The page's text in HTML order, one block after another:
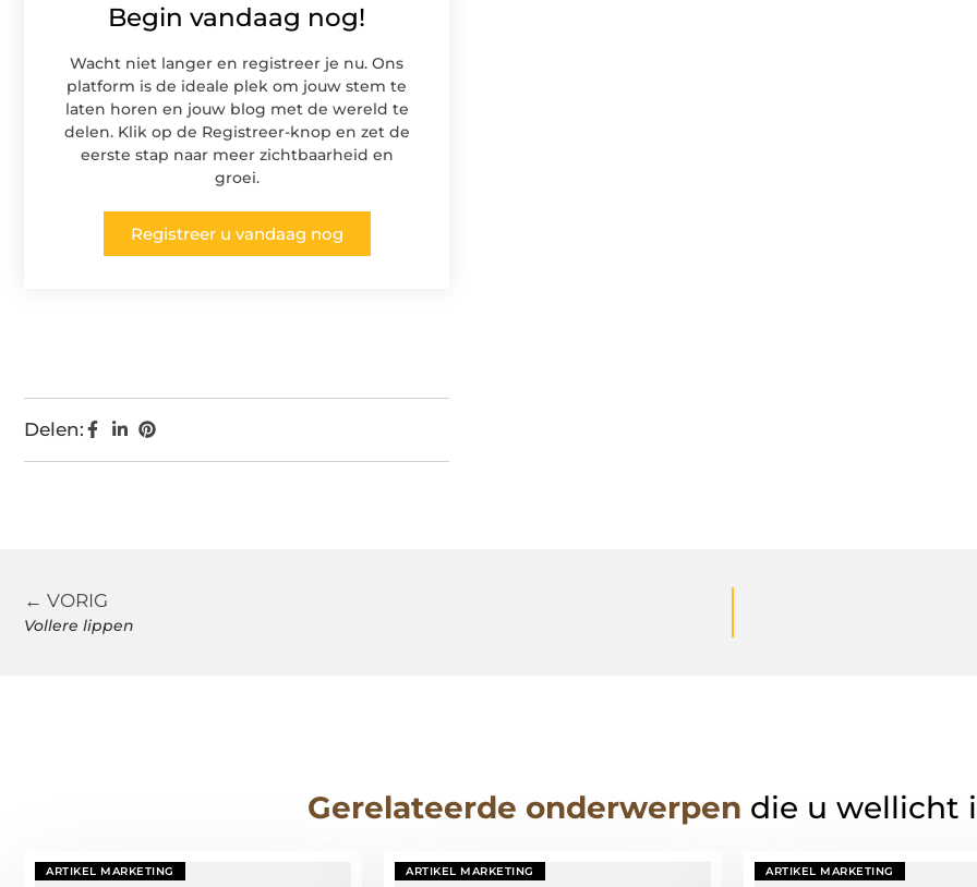
Begin vandaag nog!
Wacht niet langer en registreer je nu. Ons
platform is de ideale plek om jouw stem te
laten horen en jouw blog met de wereld te
delen. Klik op de Registreer-knop en zet de
eerste stap naar meer zichtbaarheid en
groei.
Registreer u vandaag nog
Delen:
← VORIG
Vollere lippen
Gerelateerde onderwerpen die u wellicht
ARTIKEL MARKETING ARTIKEL MARKETING ARTIKEL MARKETING